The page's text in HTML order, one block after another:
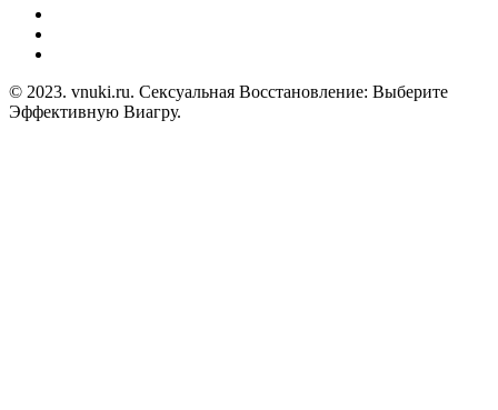
© 2023. vnuki.ru. Сексуальная Восстановление: Выберите
Эффективную Виагру.